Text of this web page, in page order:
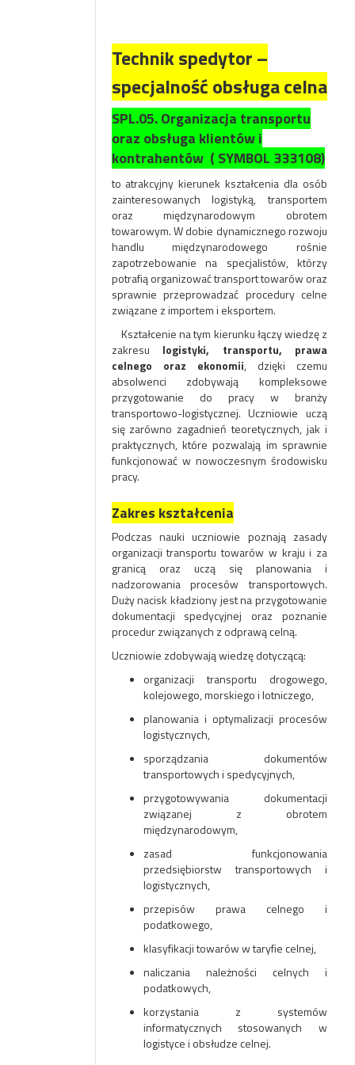
Technik spedytor –
specjalność obsługa celna
SPL.05. Organizacja transportu
oraz obsługa klientów i
kontrahentów ( SYMBOL 333108)
to atrakcyjny kierunek kształcenia dla osób
zainteresowanych logistyką, transportem
oraz międzynarodowym obrotem
towarowym. W dobie dynamicznego rozwoju
handlu międzynarodowego rośnie
zapotrzebowanie na specjalistów, którzy
potrafią organizować transport towarów oraz
sprawnie przeprowadzać procedury celne
związane z importem i eksportem.
Kształcenie na tym kierunku łączy wiedzę z
zakresu logistyki, transportu, prawa
celnego oraz ekonomii, dzięki czemu
absolwenci zdobywają kompleksowe
przygotowanie do pracy w branży
transportowo-logistycznej. Uczniowie uczą
się zarówno zagadnień teoretycznych, jak i
praktycznych, które pozwalają im sprawnie
funkcjonować w nowoczesnym środowisku
pracy.
Zakres kształcenia
Podczas nauki uczniowie poznają zasady
organizacji transportu towarów w kraju i za
granicą oraz uczą się planowania i
nadzorowania procesów transportowych.
Duży nacisk kładziony jest na przygotowanie
dokumentacji spedycyjnej oraz poznanie
procedur związanych z odprawą celną.
Uczniowie zdobywają wiedzę dotyczącą:
organizacji transportu drogowego,
kolejowego, morskiego i lotniczego,
planowania i optymalizacji procesów
logistycznych,
sporządzania dokumentów
transportowych i spedycyjnych,
przygotowywania dokumentacji
związanej z obrotem
międzynarodowym,
zasad funkcjonowania
przedsiębiorstw transportowych i
logistycznych,
przepisów prawa celnego i
podatkowego,
klasyfikacji towarów w taryfie celnej,
naliczania należności celnych i
podatkowych,
korzystania z systemów
informatycznych stosowanych w
logistyce i obsłudze celnej.